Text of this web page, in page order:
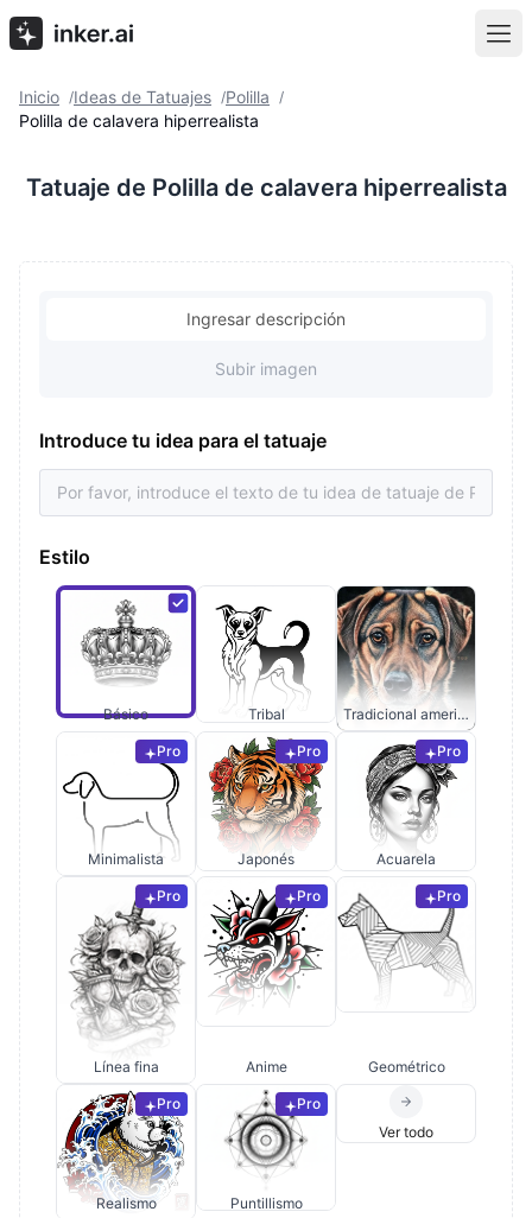
Inicio /Ideas de Tatuajes /Polilla /
Polilla de calavera hiperrealista
Tatuaje de Polilla de calavera hiperrealista
Ingresar descripción
Subir imagen
Introduce tu idea para el tatuaje
Estilo
Básico Tribal Tradicional americano
Pro
Minimalista
Pro
Japonés
Pro
Acuarela
Pro
Línea fina
Pro
Anime
Pro
Geométrico
Pro
Realismo
Pro
Puntillismo
Ver todo